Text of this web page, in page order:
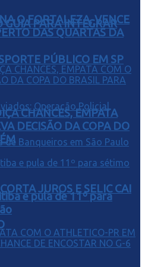
GUIA PARA INTEGRAR
PÚBLICO EM SP
JUROS E SELIC CAI
O FORTALEZA, VENCE
DAS QUARTAS DA
CHANCES, EMPATA
DECISÃO DA COPA DO
e pula de 11º para